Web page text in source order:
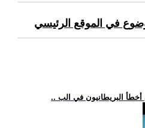
في الموقع الرئيسي
أخطأ البريطانيون في الب